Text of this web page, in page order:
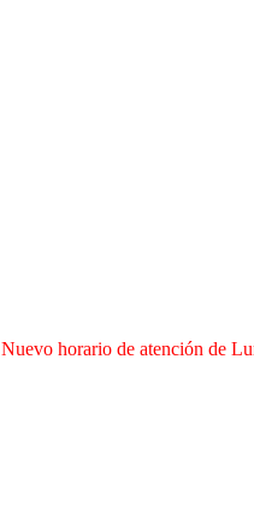
Nuevo horario de atención de